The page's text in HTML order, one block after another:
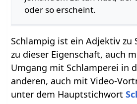
oder so erscheint.
Schlampig ist ein Adjektiv zu
zu dieser Eigenschaft, auch
Umgang mit Schlamperei in
anderen, auch mit Video-
unter dem Hauptstichwort